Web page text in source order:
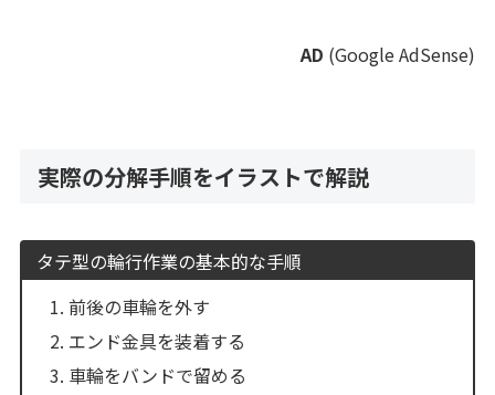
AD (Google AdSense)
実際の分解手順をイラストで解説
タテ型の輪行作業の基本的な手順
前後の車輪を外す
エンド金具を装着する
車輪をバンドで留める